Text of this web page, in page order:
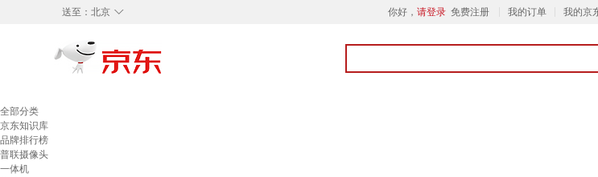
◇
送至： 北京 你好， 请登录 免费注册 我的订单 我的京
全部分类
京东知识库
品牌排行榜
普联摄像头
一体机